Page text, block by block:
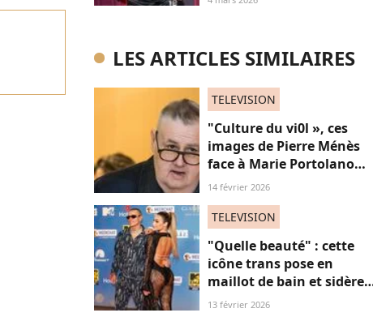
LES ARTICLES SIMILAIRES
TELEVISION
"Culture du vi0l », ces
images de Pierre Ménès
face à Marie Portolano
refont surface et choquent
14 février 2026
TELEVISION
"Quelle beauté" : cette
icône trans pose en
maillot de bain et sidère
ses fans, une ode intime
13 février 2026